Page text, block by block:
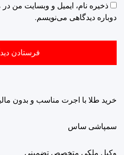
ذخیره نام، ایمیل و وبسایت من
دوباره دیدگاهی می‌نویسم.
خرید طلا با اجرت مناسب و بدون
سمپاشی ساس
وکیل ملکی متخصص تضمینی